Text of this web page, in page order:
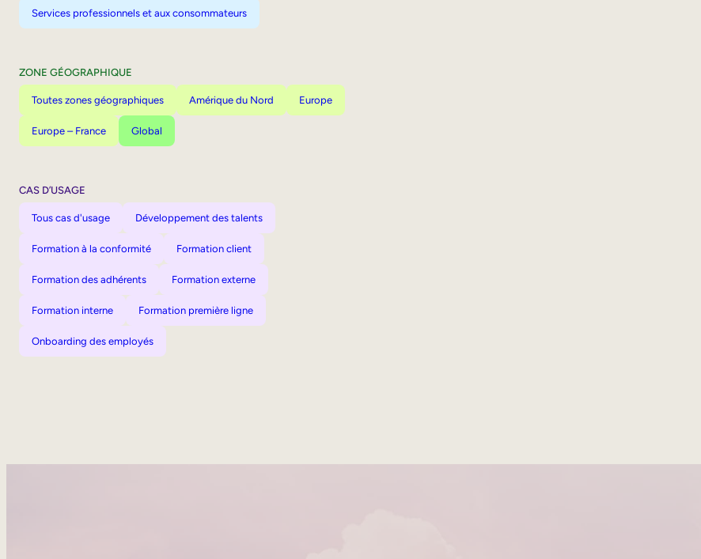
Services professionnels et aux consommateurs
ZONE GÉOGRAPHIQUE
Toutes zones géographiques Amérique du Nord Europe
Europe – France Global
CAS D’USAGE
Tous cas d'usage Développement des talents
Formation à la conformité Formation client
Formation des adhérents Formation externe
Formation interne Formation première ligne
Onboarding des employés